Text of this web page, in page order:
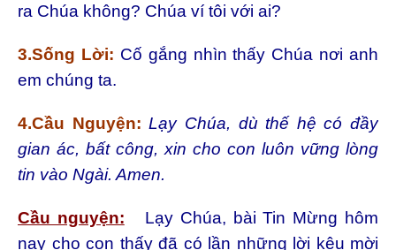
ra Chúa không? Chúa ví tôi với ai?
3.Sống Lời: Cố gắng nhìn thấy Chúa nơi anh
em chúng ta.
4.Cầu Nguyện:Lạy Chúa, dù thế hệ có đầy
gian ác, bất công, xin cho con luôn vững lòng
tin vào Ngài. Amen.
Cầu nguyện: Lạy Chúa, bài Tin Mừng hôm
nay cho con thấy đã có lần những lời kêu mời